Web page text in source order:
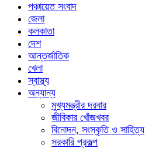
পঞ্চায়েত সংবাদ
জেলা
কলকাতা
দেশ
আন্তর্জাতিক
খেলা
স্বাস্থ্য
অন্যান্য
মুখ্যমন্ত্রীর দরবার
জীবিকার খোঁজখবর
বিনোদন, সংস্কৃতি ও সাহিত্য
সরকারি প্রকল্প